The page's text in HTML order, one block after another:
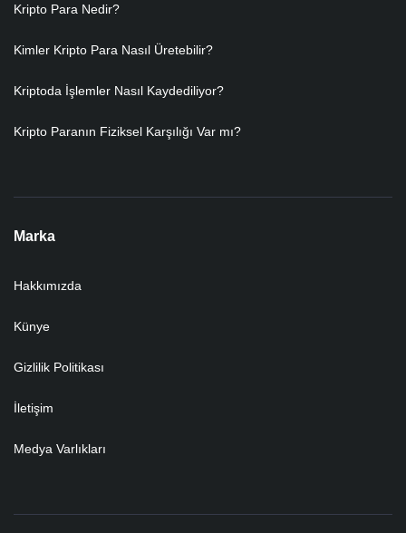
Kripto Para Nedir?
Kimler Kripto Para Nasıl Üretebilir?
Kriptoda İşlemler Nasıl Kaydediliyor?
Kripto Paranın Fiziksel Karşılığı Var mı?
Marka
Hakkımızda
Künye
Gizlilik Politikası
İletişim
Medya Varlıkları